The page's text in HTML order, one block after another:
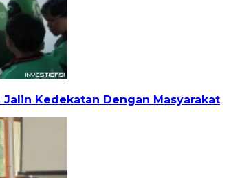
Kedekatan Dengan Masyarakat